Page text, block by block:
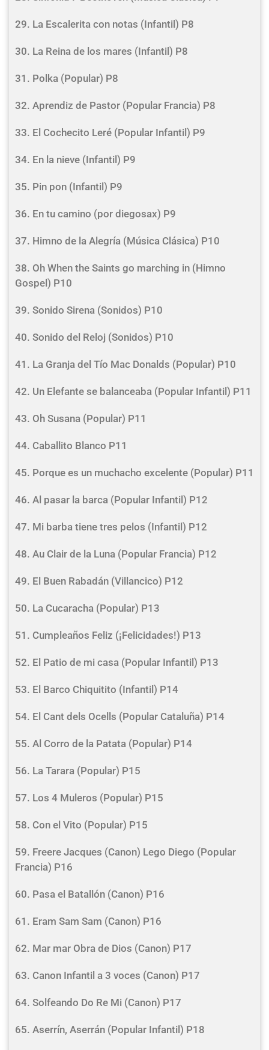
29. La Escalerita con notas (Infantil) P8
30. La Reina de los mares (Infantil) P8
31. Polka (Popular) P8
32. Aprendiz de Pastor (Popular Francia) P8
33. El Cochecito Leré (Popular Infantil) P9
34. En la nieve (Infantil) P9
35. Pin pon (Infantil) P9
36. En tu camino (por diegosax) P9
37. Himno de la Alegría (Música Clásica) P10
38. Oh When the Saints go marching in (Himno
Gospel) P10
39. Sonido Sirena (Sonidos) P10
40. Sonido del Reloj (Sonidos) P10
41. La Granja del Tío Mac Donalds (Popular) P10
42. Un Elefante se balanceaba (Popular Infantil) P11
43. Oh Susana (Popular) P11
44. Caballito Blanco P11
45. Porque es un muchacho excelente (Popular) P11
46. Al pasar la barca (Popular Infantil) P12
47. Mi barba tiene tres pelos (Infantil) P12
48. Au Clair de la Luna (Popular Francia) P12
49. El Buen Rabadán (Villancico) P12
50. La Cucaracha (Popular) P13
51. Cumpleaños Feliz (¡Felicidades!) P13
52. El Patio de mi casa (Popular Infantil) P13
53. El Barco Chiquitito (Infantil) P14
54. El Cant dels Ocells (Popular Cataluña) P14
55. Al Corro de la Patata (Popular) P14
56. La Tarara (Popular) P15
57. Los 4 Muleros (Popular) P15
58. Con el Vito (Popular) P15
59. Freere Jacques (Canon) Lego Diego (Popular
Francia) P16
60. Pasa el Batallón (Canon) P16
61. Eram Sam Sam (Canon) P16
62. Mar mar Obra de Dios (Canon) P17
63. Canon Infantil a 3 voces (Canon) P17
64. Solfeando Do Re Mi (Canon) P17
65. Aserrín, Aserrán (Popular Infantil) P18